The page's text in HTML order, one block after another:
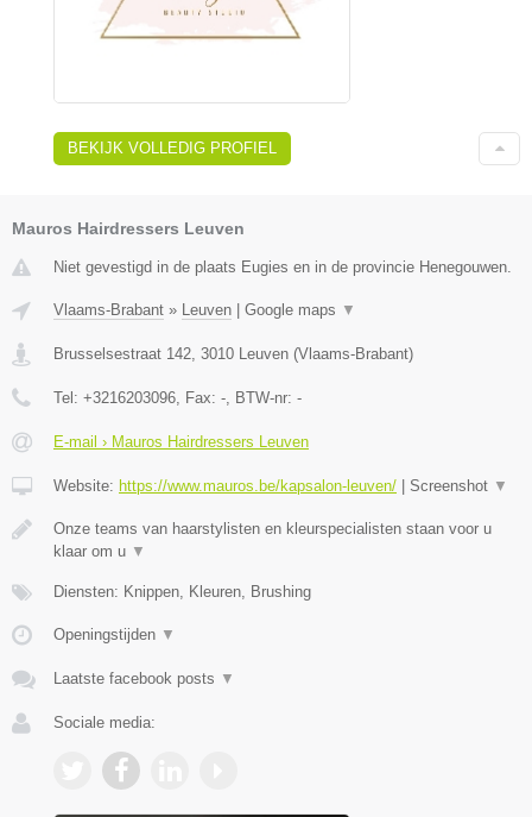
BEKIJK VOLLEDIG PROFIEL
Mauros Hairdressers Leuven
Niet gevestigd in de plaats Eugies en in de provincie Henegouwen.
Vlaams-Brabant » Leuven | Google maps ▼
Brusselsestraat 142 3010 Leuven (Vlaams-Brabant)
Tel: +3216203096 , Fax: - , BTW-nr: -
E-mail › Mauros Hairdressers Leuven
Website: https://www.mauros.be/kapsalon-leuven/ | Screenshot ▼
Onze teams van haarstylisten en kleurspecialisten staan voor u
klaar om u ▼
Diensten: Knippen, Kleuren, Brushing
Openingstijden ▼
Laatste facebook posts ▼
Sociale media: